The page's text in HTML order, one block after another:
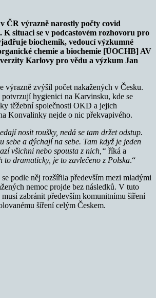
ČR výrazně narostly počty covid
K situaci se v podcastovém rozhovoru pro
biochemik, vedoucí výzkumné
chemie a biochemie [ÚOCHB] AV
Karlovy pro vědu a výzkum Jan
výrazně zvýšil počet nakažených v Česku.
hygienici na Karvinsku, kde se
těžební společnosti OKD a jejich
Konvalinky nejde o nic překvapivého.
nosit roušky, nedá se tam držet odstup.
sebe a dýchají na sebe. Tam když je jeden
všichni nebo spousta z nich,“ říká a
to dramaticky, je to zavlečeno z Polska.“
podle něj rozšířila především mezi mladými
nemoc projde bez následků. V tuto
zabránit především komunitnímu šíření
šíření celým Českem.